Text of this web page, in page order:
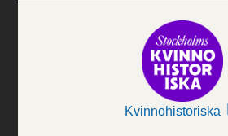
Kvinnohistoriska